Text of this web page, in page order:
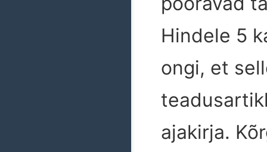
Hindele 5
ongi, et
ajakirja.